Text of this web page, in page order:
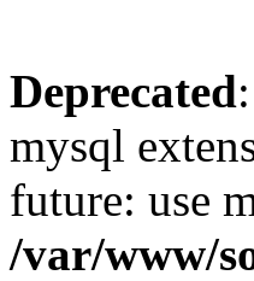
Deprecated
mysql
future: use
/var/www/